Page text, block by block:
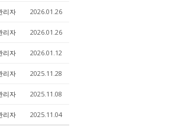
리자 2026.01.26
리자 2026.01.26
리자 2026.01.12
리자 2025.11.28
리자 2025.11.08
리자 2025.11.04